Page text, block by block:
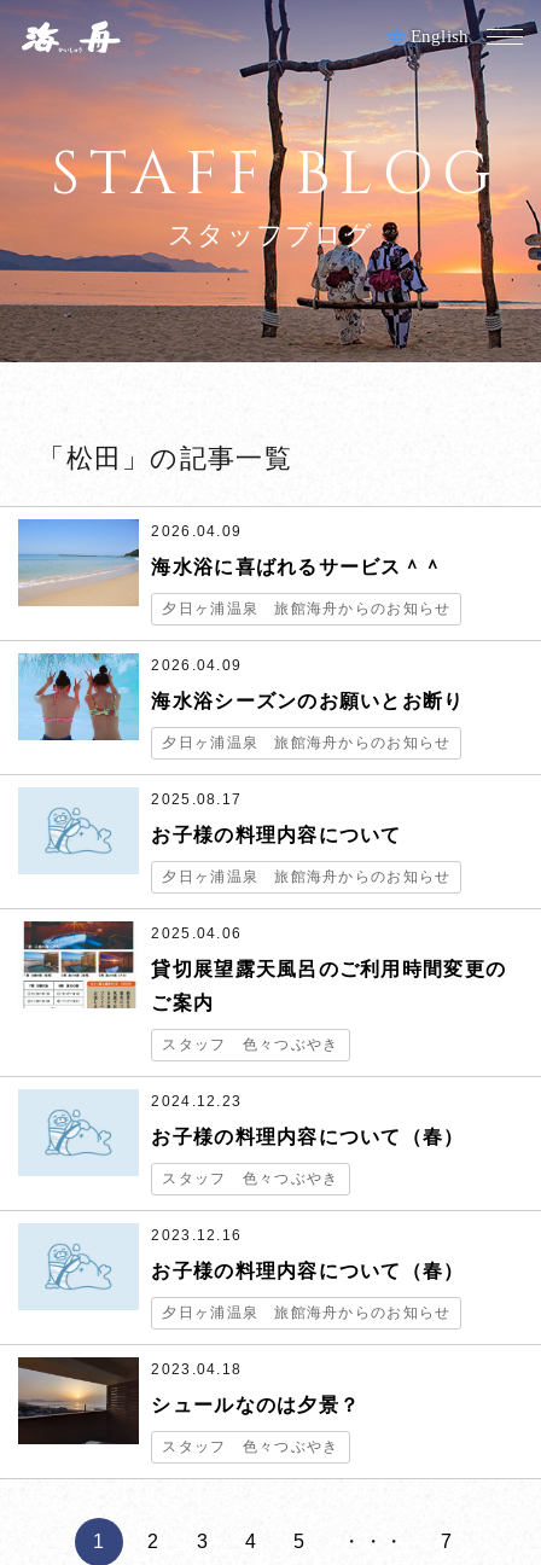
English
お料理
夕日ヶ浦温泉/施設
正社員募集
スタッフブログ
記念日のお客様
プライバシーポリシー
English
ご宿泊予約
TEL 0772-74-0825
お問い合わせはお電話にて承っております
［受付時間］ 8:30-21:00
閉じる
STAFF BLOG
スタッフブログ
「松田」の記事一覧
2026.04.09
海水浴に喜ばれるサービス＾＾
夕日ヶ浦温泉 旅館海舟からのお知らせ
2026.04.09
海水浴シーズンのお願いとお断り
夕日ヶ浦温泉 旅館海舟からのお知らせ
2025.08.17
お子様の料理内容について
夕日ヶ浦温泉 旅館海舟からのお知らせ
2025.04.06
貸切展望露天風呂のご利用時間変更の
ご案内
スタッフ 色々つぶやき
2024.12.23
お子様の料理内容について（春）
スタッフ 色々つぶやき
2023.12.16
お子様の料理内容について（春）
夕日ヶ浦温泉 旅館海舟からのお知らせ
2023.04.18
シュールなのは夕景？
スタッフ 色々つぶやき
1 2 3 4 5 ・・・ 7